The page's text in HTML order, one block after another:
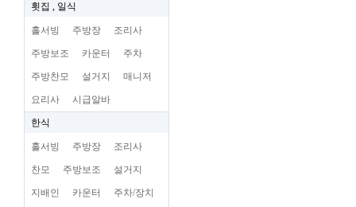
횟집 , 일식
홀서빙 주방장 조리사
주방보조 카운터 주차
주방찬모 설거지 매니저
요리사 시급알바
한식
홀서빙 주방장 조리사
찬모 주방보조 설거지
지배인 카운터 주차/장치